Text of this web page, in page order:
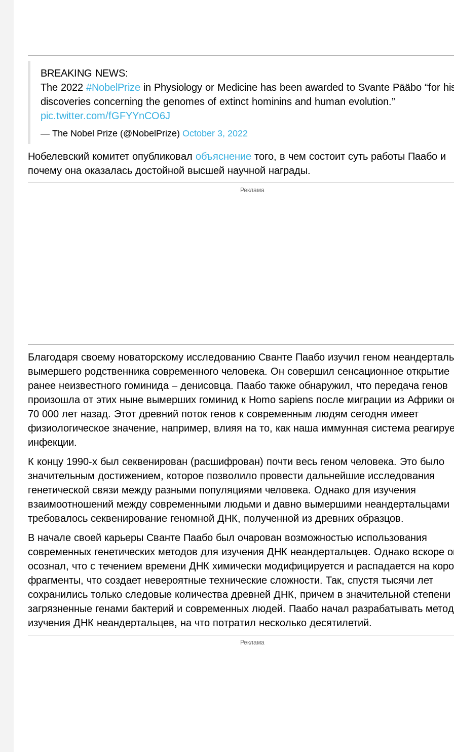
BREAKING NEWS:
The 2022#NobelPrize in Physiology or Medicine has been awarded to Svante Pääbo “for
discoveries concerning the genomes of extinct hominins and human evolution.”
pic.twitter.com/fGFYYnCO6J
— The Nobel Prize (@NobelPrize) October 3, 2022
Нобелевский комитет опубликовалобъяснение того, в чем состоит суть работы Паабо и
почему она оказалась достойной высшей научной награды.
Реклама
Благодаря своему новаторскому исследованию Сванте Паабо изучил геном
вымершего родственника современного человека. Он совершил сенсационное открытие
ранее неизвестного гоминида – денисовца. Паабо также обнаружил, что передача генов
произошла от этих ныне вымерших гоминид к Homo sapiens после миграции из Африки
70 000 лет назад. Этот древний поток генов к современным людям сегодня имеет
физиологическое значение, например, влияя на то, как наша иммунная система
инфекции.
К концу 1990-х был секвенирован (расшифрован) почти весь геном человека. Это было
значительным достижением, которое позволило провести дальнейшие исследования
генетической связи между разными популяциями человека. Однако для изучения
взаимоотношений между современными людьми и давно вымершими неандертальцами
требовалось секвенирование геномной ДНК, полученной из древних образцов.
В начале своей карьеры Сванте Паабо был очарован возможностью использования
современных генетических методов для изучения ДНК неандертальцев. Однако вскоре
осознал, что с течением времени ДНК химически модифицируется и распадается на
фрагменты, что создает невероятные технические сложности. Так, спустя тысячи лет
сохранились только следовые количества древней ДНК, причем в значительной степени
загрязненные генами бактерий и современных людей. Паабо начал разрабатывать
изучения ДНК неандертальцев, на что потратил несколько десятилетий.
Реклама